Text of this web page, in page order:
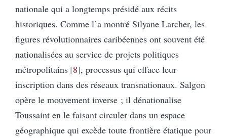
nationale qui a longtemps présidé aux récits
historiques. Comme l’a montré Silyane Larcher, les
figures révolutionnaires caribéennes ont souvent été
nationalisées au service de projets politiques
métropolitains 8 , processus qui efface leur
inscription dans des réseaux transnationaux. Salgon
opère le mouvement inverse ; il dénationalise
Toussaint en le faisant circuler dans un espace
géographique qui excède toute frontière étatique pour